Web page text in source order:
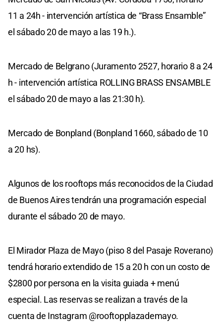
11 a 24h - intervención artística de “Brass Ensamble”
el sábado 20 de mayo a las 19 h.).
Mercado de Belgrano (Juramento 2527, horario 8 a 24
h - intervención artística ROLLING BRASS ENSAMBLE
el sábado 20 de mayo a las 21:30 h).
Mercado de Bonpland (Bonpland 1660, sábado de 10
a 20 hs).
Algunos de los rooftops más reconocidos de la Ciudad
de Buenos Aires tendrán una programación especial
durante el sábado 20 de mayo.
El Mirador Plaza de Mayo (piso 8 del Pasaje Roverano)
tendrá horario extendido de 15 a 20 h con un costo de
$2800 por persona en la visita guiada + menú
especial. Las reservas se realizan a través de la
cuenta de Instagram @rooftopplazademayo.